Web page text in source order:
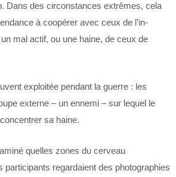
Dans des circonstances extrêmes, cela
à coopérer avec ceux de l’in-
mal actif, ou une haine, de ceux de
exploitée pendant la guerre : les
externe – un ennemi – sur lequel le
sa haine.
quelles zones du cerveau
participants regardaient des photographies